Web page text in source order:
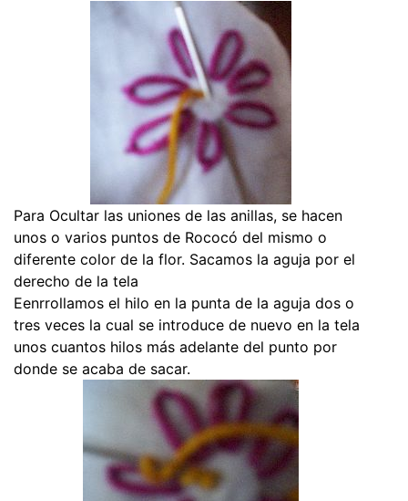
Para Ocultar las uniones de las anillas, se hacen
unos o varios puntos de Rococó del mismo o
diferente color de la flor. Sacamos la aguja por el
derecho de la tela
Eenrrollamos el hilo en la punta de la aguja dos o
tres veces la cual se introduce de nuevo en la tela
unos cuantos hilos más adelante del punto por
donde se acaba de sacar.